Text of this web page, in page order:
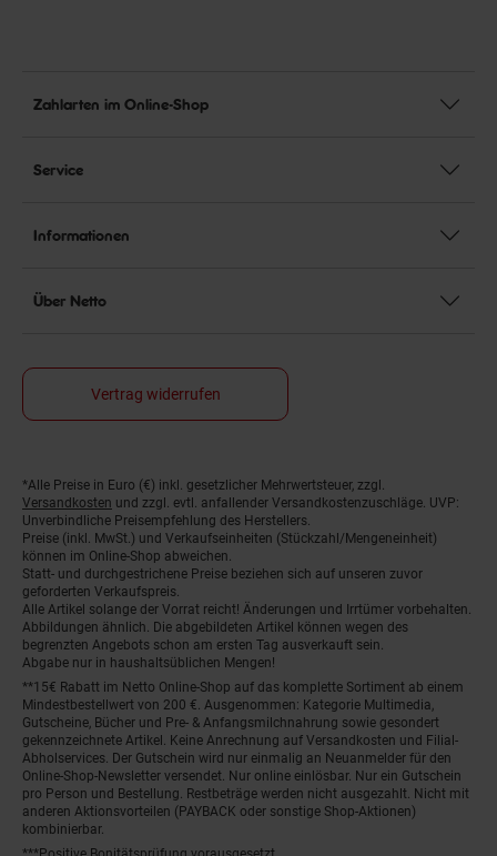
Zahlarten im Online-Shop
Service
Informationen
Über Netto
Vertrag widerrufen
Fußnoten
*Alle Preise in Euro (€) inkl. gesetzlicher Mehrwertsteuer, zzgl.
Versandkosten und zzgl. evtl. anfallender Versandkostenzuschläge. UVP:
Unverbindliche Preisempfehlung des Herstellers.
Preise (inkl. MwSt.) und Verkaufseinheiten (Stückzahl/Mengeneinheit)
können im Online-Shop abweichen.
Statt- und durchgestrichene Preise beziehen sich auf unseren zuvor
geforderten Verkaufspreis.
Alle Artikel solange der Vorrat reicht! Änderungen und Irrtümer vorbehalten.
Abbildungen ähnlich. Die abgebildeten Artikel können wegen des
begrenzten Angebots schon am ersten Tag ausverkauft sein.
Abgabe nur in haushaltsüblichen Mengen!
**15€ Rabatt im Netto Online-Shop auf das komplette Sortiment ab einem
Mindestbestellwert von 200 €. Ausgenommen: Kategorie Multimedia,
Gutscheine, Bücher und Pre- & Anfangsmilchnahrung sowie gesondert
gekennzeichnete Artikel. Keine Anrechnung auf Versandkosten und Filial-
Abholservices. Der Gutschein wird nur einmalig an Neuanmelder für den
Online-Shop-Newsletter versendet. Nur online einlösbar. Nur ein Gutschein
pro Person und Bestellung. Restbeträge werden nicht ausgezahlt. Nicht mit
anderen Aktionsvorteilen (PAYBACK oder sonstige Shop-Aktionen)
kombinierbar.